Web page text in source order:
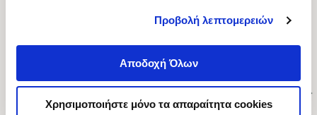
Προβολή λεπτομερειών
Αποδοχή Όλων
Χρησιμοποιήστε μόνο τα απαραίτητα cookies
Ασκληπιού 1-3, Αθήνα 106 79
Δευτέρα - Παρασκευή 09:00-21:00